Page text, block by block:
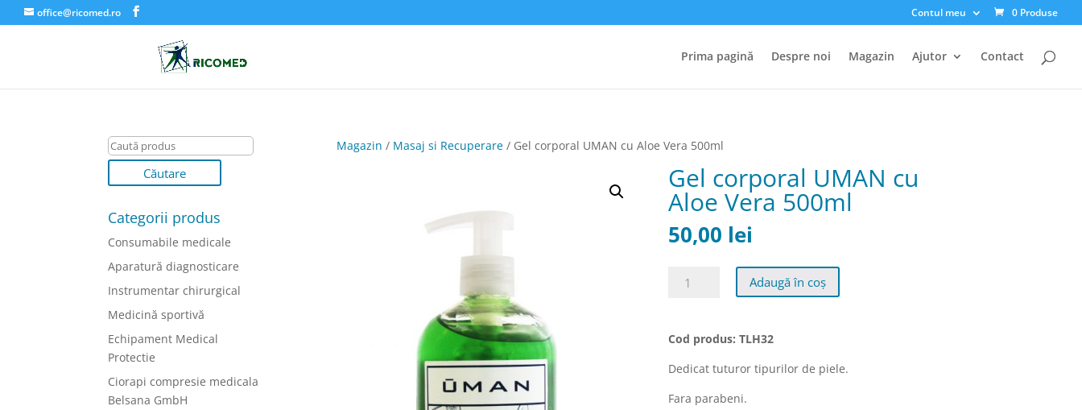
office@ricomed.ro Contul meu 0 Produse
Prima pagină Despre noi Magazin Ajutor Contact
Magazin / Masaj si Recuperare/ Gel corporal UMAN cu Aloe Vera 500ml
Gel corporal UMAN cu
Aloe Vera 500ml
50,00 lei
Cantitate
UMAN
Aloe
500ml
Adaugă în coș
Cod produs: TLH32
Dedicat tuturor tipurilor de piele.
Fara parabeni.
Categorii produs
Consumabile medicale
Aparatură diagnosticare
Instrumentar chirurgical
Medicină sportivă
Echipament Medical
Protectie
Ciorapi compresie medicala
Belsana GmbH